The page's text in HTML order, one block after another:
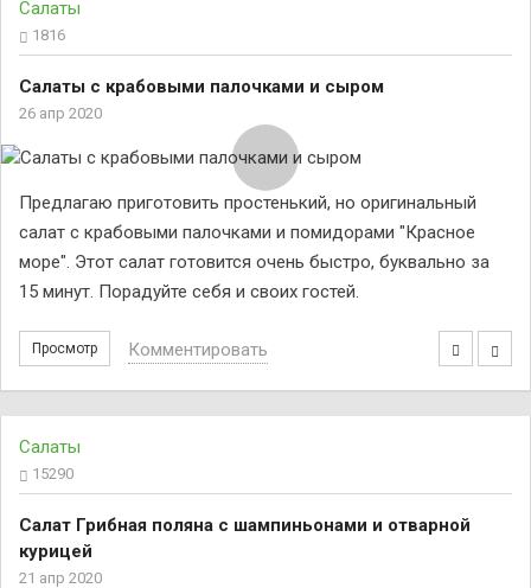
Салаты
1816
Салаты с крабовыми палочками и сыром
26 апр 2020
Предлагаю приготовить простенький, но оригинальный
салат с крабовыми палочками и помидорами "Красное
море". Этот салат готовится очень быстро, буквально за
15 минут. Порадуйте себя и своих гостей.
Просмотр Комментировать
Салаты
15290
Салат Грибная поляна с шампиньонами и отварной
курицей
21 апр 2020